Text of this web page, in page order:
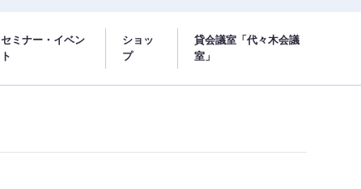
セミナー・イベン
ト
ショッ
プ
貸会議室「代々木会議
室」